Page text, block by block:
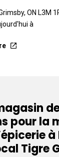
ON L3M
à
pour la
à
Tigre